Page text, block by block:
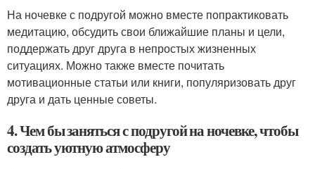
На ночевке с подругой можно вместе попрактиковать
медитацию, обсудить свои ближайшие планы и цели,
поддержать друг друга в непростых жизненных
ситуациях. Можно также вместе почитать
мотивационные статьи или книги, популяризовать друг
друга и дать ценные советы.
4. Чем бы заняться с подругой на ночевке, чтобы
создать уютную атмосферу